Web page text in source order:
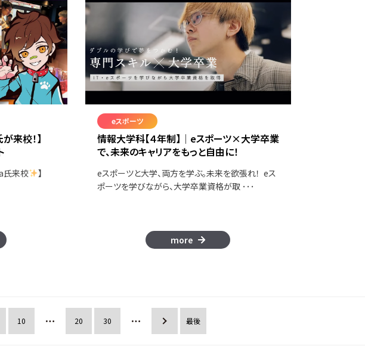
来校！】
氏来校
】
eスポーツ
情報大学科【４年制】│eスポーツ×大学卒業
で、未来のキャリアをもっと自由に！
eスポーツと大学、両方を学ぶ。未来を欲張れ！ eス
ポーツを学びながら、大学卒業資格が取 ･･･
more
10 20 30 » 最後